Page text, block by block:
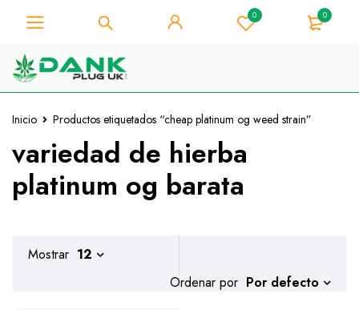
0 0
Inicio Productos etiquetados “cheap platinum og weed strain”
variedad de hierba
platinum og barata
Ordenar por Por defecto
Mostrar 12
Para los amantes de la hierba -
Obtenga un descuento
compra - Código de cupón
"WELCOME10"